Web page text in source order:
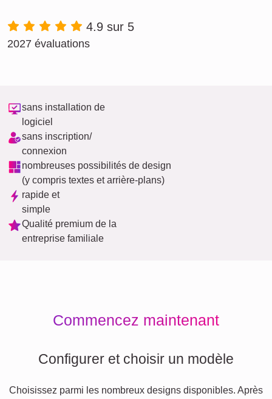
4.9 sur 5
2027 évaluations
sans installation de
logiciel
sans inscription/
connexion
nombreuses possibilités de design
(y compris textes et arrière-plans)
rapide et
simple
Qualité premium de la
entreprise familiale
Commencez maintenant
Configurer et choisir un modèle
Choisissez parmi les nombreux designs disponibles. Après